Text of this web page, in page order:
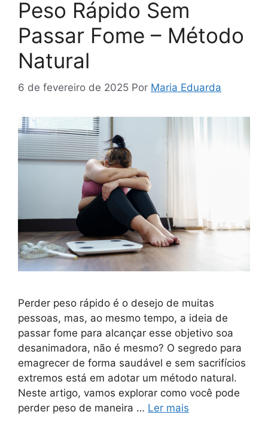
Peso Rápido Sem
Passar Fome – Método
Natural
6 de fevereiro de 2025 Por Maria Eduarda
Perder peso rápido é o desejo de muitas
pessoas, mas, ao mesmo tempo, a ideia de
passar fome para alcançar esse objetivo soa
desanimadora, não é mesmo? O segredo para
emagrecer de forma saudável e sem sacrifícios
extremos está em adotar um método natural.
Neste artigo, vamos explorar como você pode
perder peso de maneira … Ler mais